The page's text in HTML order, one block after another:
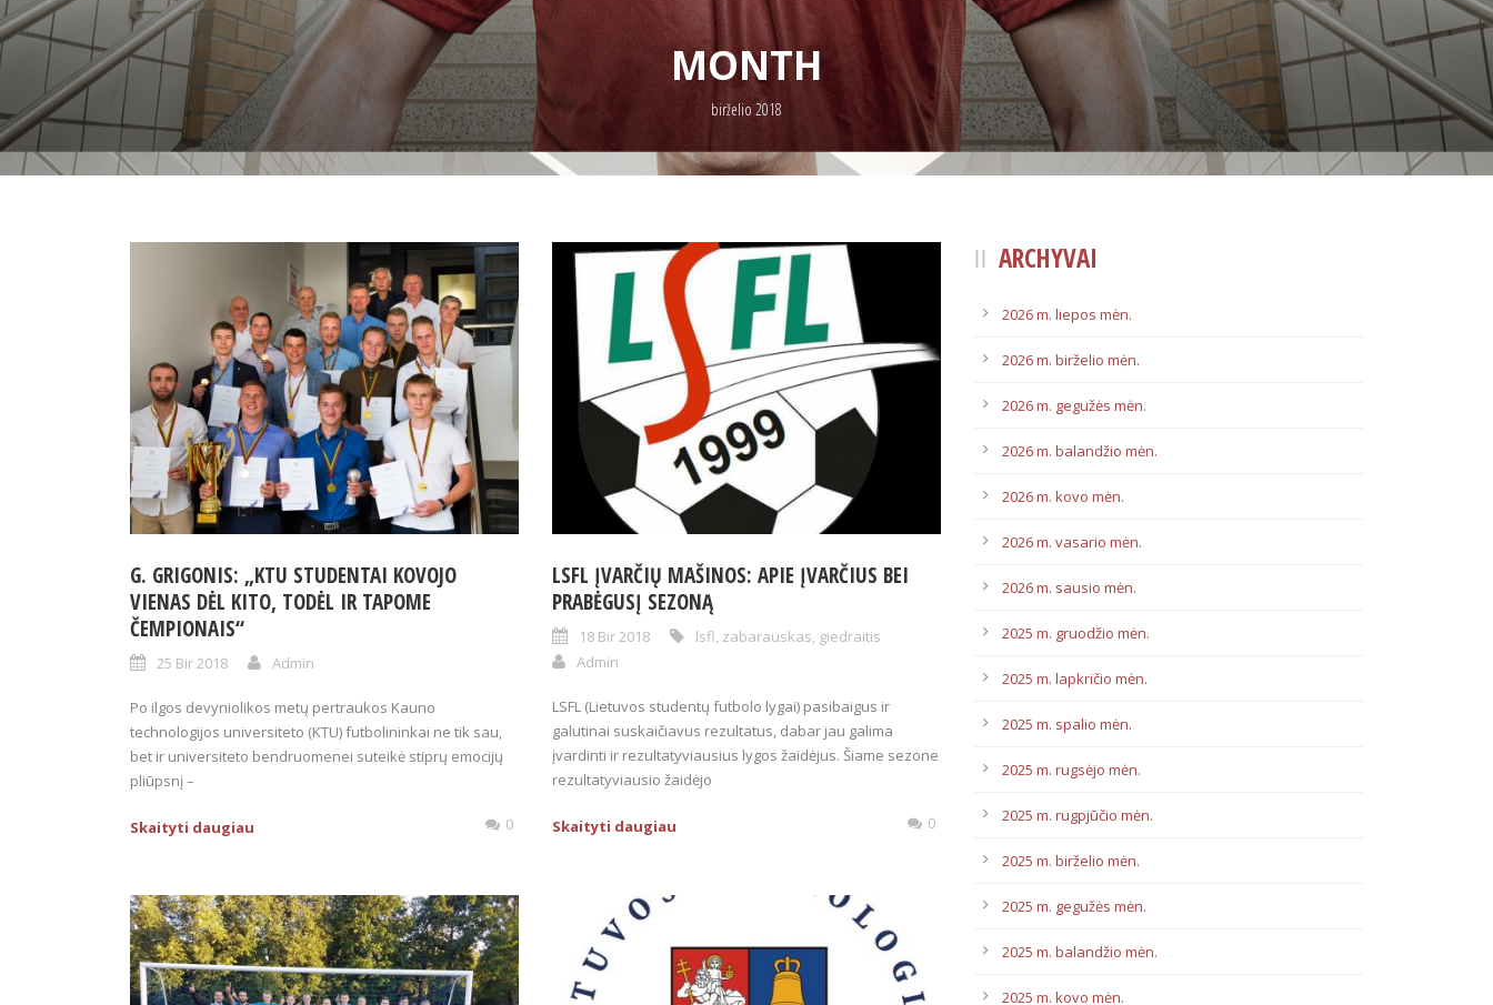
MONTH
birželio 2018
G. GRIGONIS: „KTU STUDENTAI KOVOJO
VIENAS DĖL KITO, TODĖL IR TAPOME
ČEMPIONAIS“
25 Bir 2018 Admin
Po ilgos devyniolikos metų pertraukos Kauno
technologijos universiteto (KTU) futbolininkai ne tik sau,
bet ir universiteto bendruomenei suteikė stiprų emocijų
pliūpsnį –
Skaityti daugiau 0
LSFL ĮVARČIŲ MAŠINOS: APIE ĮVARČIUS BEI
PRABĖGUSĮ SEZONĄ
18 Bir 2018 lsfl, zabarauskas, giedraitis
Admin
LSFL (Lietuvos studentų futbolo lygai) pasibaigus ir
galutinai suskaičiavus rezultatus, dabar jau galima
įvardinti ir rezultatyviausius lygos žaidėjus. Šiame sezone
rezultatyviausio žaidėjo
Skaityti daugiau 0
ARCHYVAI
2026 m. liepos mėn.
2026 m. birželio mėn.
2026 m. gegužės mėn.
2026 m. balandžio mėn.
2026 m. kovo mėn.
2026 m. vasario mėn.
2026 m. sausio mėn.
2025 m. gruodžio mėn.
2025 m. lapkričio mėn.
2025 m. spalio mėn.
2025 m. rugsėjo mėn.
2025 m. rugpjūčio mėn.
2025 m. birželio mėn.
2025 m. gegužės mėn.
2025 m. balandžio mėn.
2025 m. kovo mėn.